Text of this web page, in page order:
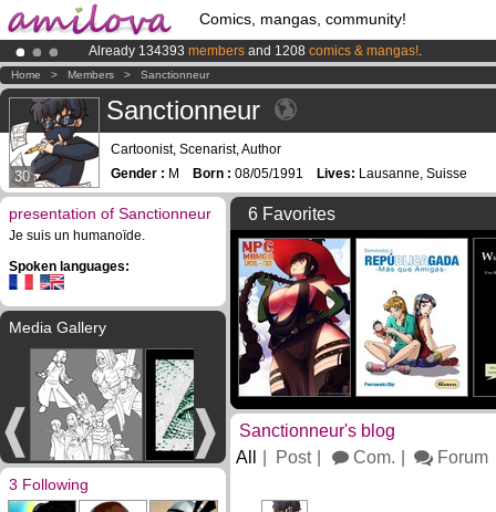
Comics, mangas, community!
Already 134393 members and 1208 comics & mangas!.
AmilovaKickstarter is now LIVE!.
Premium membership from3.95 eurosper month !Get membership
Home > Members > Sanctionneur
30
Sanctionneur
Cartoonist, Scenarist, Author
Gender : M Born : 08/05/1991 Lives: Lausanne, Suisse
presentation of Sanctionneur
Je suis un humanoïde.
Spoken languages:
Media Gallery
3 Following
6 Favorites
Sanctionneur's blog
All
Post Com. Forum